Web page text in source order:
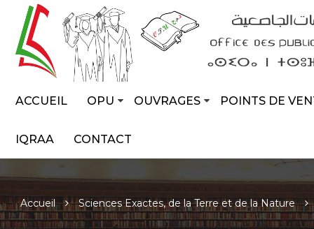
ACCUEIL OPU OUVRAGES POINTS DE
IQRAA CONTACT
Accueil Sciences Exactes, de la Terre et de la Nature